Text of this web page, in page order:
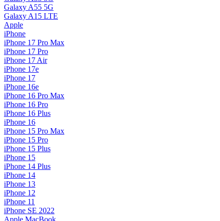
Galaxy A55 5G
Galaxy A15 LTE
Apple
iPhone
iPhone 17 Pro Max
iPhone 17 Pro
iPhone 17 Air
iPhone 17e
iPhone 17
iPhone 16e
iPhone 16 Pro Max
iPhone 16 Pro
iPhone 16 Plus
iPhone 16
iPhone 15 Pro Max
iPhone 15 Pro
iPhone 15 Plus
iPhone 15
iPhone 14 Plus
iPhone 14
iPhone 13
iPhone 12
iPhone 11
iPhone SE 2022
Apple MacBook